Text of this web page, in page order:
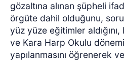
gözaltına alınan şüpheli
örgüte dahil olduğunu,
yüz yüze eğitimler
ve Kara Harp Okulu
yapılanmasını öğrenerek